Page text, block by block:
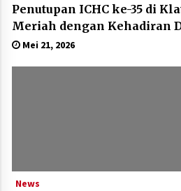
Penutupan ICHC ke-35 di
Meriah dengan Kehadiran
Jerman
Mei 21, 2026
News